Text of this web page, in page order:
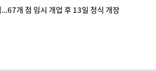
개 점 임시 개업 후 13일 정식 개장